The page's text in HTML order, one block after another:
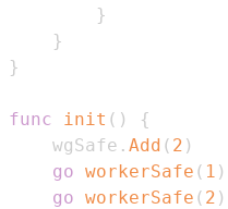
}
}
}
func init ( )
{
	wgSafe
. Add ( 2 )
go workerSafe ( 1 )
go workerSafe ( 2 )